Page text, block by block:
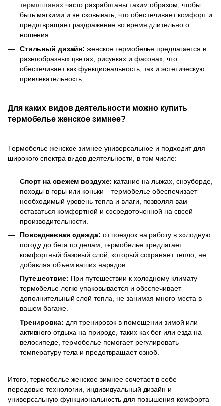
термоштанах часто разработаны таким образом, чтобы
быть мягкими и не сковывать, что обеспечивает комфорт и
предотвращает раздражение во время длительного
ношения.
Стильный дизайн: женское термобелье предлагается в
разнообразных цветах, рисунках и фасонах, что
обеспечивает как функциональность, так и эстетическую
привлекательность.
Для каких видов деятельности можно купить
термобелье женское зимнее?
Термобелье женское зимнее универсальное и подходит для
широкого спектра видов деятельности, в том числе:
Спорт на свежем воздухе: катание на лыжах, сноуборде,
походы в горы или коньки – термобелье обеспечивает
необходимый уровень тепла и влаги, позволяя вам
оставаться комфортной и сосредоточенной на своей
производительности.
Повседневная одежда: от поездок на работу в холодную
погоду до бега по делам, термобелье предлагает
комфортный базовый слой, который сохраняет тепло, не
добавляя объем ваших нарядов.
Путешествие: При путешествии к холодному климату
термобелье легко упаковывается и обеспечивает
дополнительный слой тепла, не занимая много места в
вашем багаже.
Тренировка: для тренировок в помещении зимой или
активного отдыха на природе, таких как бег или езда на
велосипеде, термобелье помогает регулировать
температуру тела и предотвращает озноб.
Итого, термобелье женское зимнее сочетает в себе
передовые технологии, индивидуальный дизайн и
универсальную функциональность для повышения комфорта